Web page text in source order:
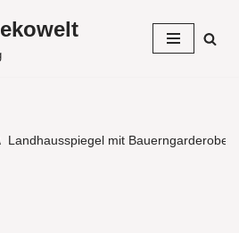
Landhausspiegel mit Bauerngarderobe